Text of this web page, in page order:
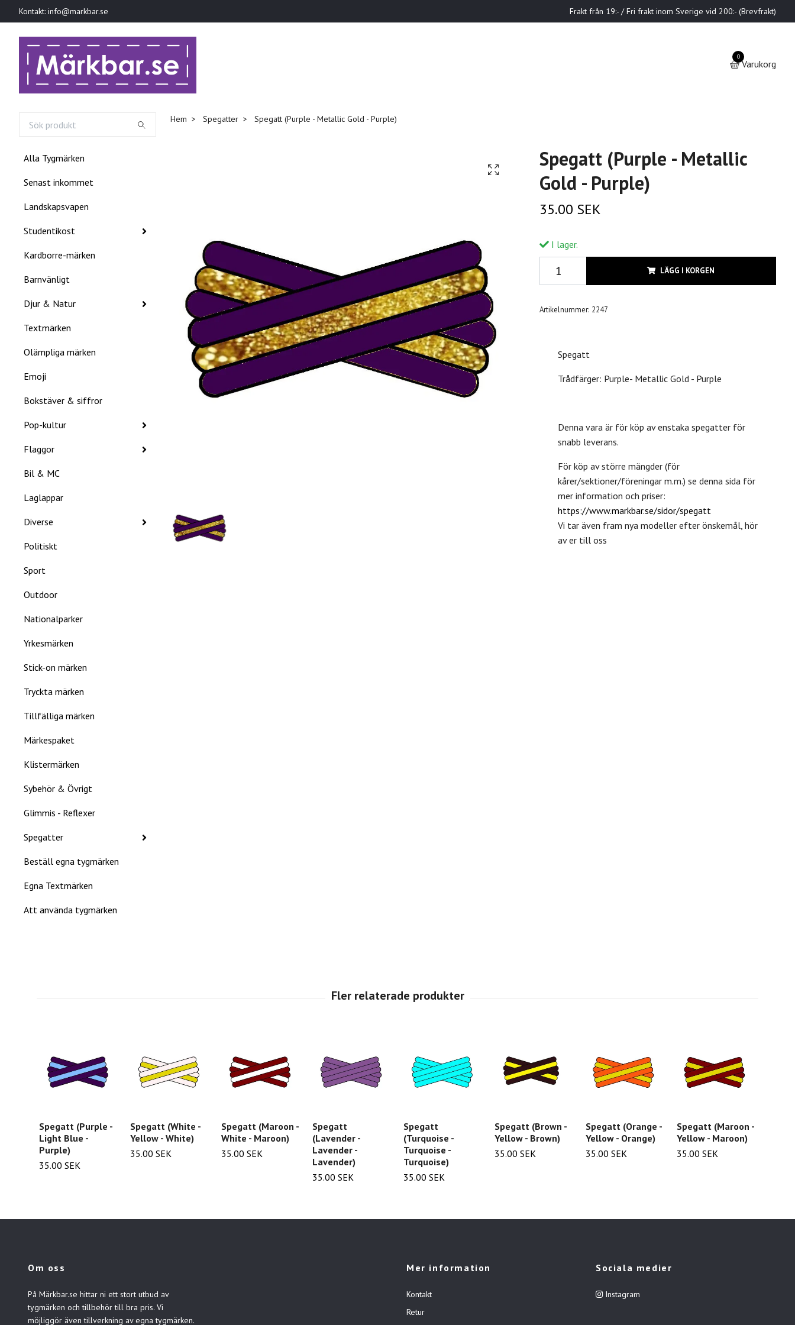
Kontakt: info@markbar.se Frakt från 19:- / Fri frakt inom Sverige vid 200:- (Brevfrakt)
0
Varukorg
Alla Tygmärken
Senast inkommet
Landskapsvapen
Studentikost
Kardborre-märken
Barnvänligt
Djur & Natur
Textmärken
Olämpliga märken
Emoji
Bokstäver & siffror
Pop-kultur
Flaggor
Bil & MC
Laglappar
Diverse
Politiskt
Sport
Outdoor
Nationalparker
Yrkesmärken
Stick-on märken
Tryckta märken
Tillfälliga märken
Märkespaket
Klistermärken
Sybehör & Övrigt
Glimmis - Reflexer
Spegatter
Beställ egna tygmärken
Egna Textmärken
Att använda tygmärken
Hem Spegatter Spegatt (Purple - Metallic Gold - Purple)
Spegatt (Purple - Metallic
Gold - Purple)
35.00 SEK
I lager.
LÄGG I KORGEN
Artikelnummer: 2247
Spegatt
Trådfärger: Purple- Metallic Gold - Purple
Denna vara är för köp av enstaka spegatter för
snabb leverans.
För köp av större mängder (för
kårer/sektioner/föreningar m.m.) se denna sida för
mer information och priser:
https://www.markbar.se/sidor/spegatt
Vi tar även fram nya modeller efter önskemål, hör
av er till oss
Spegatt (Purple -
Light Blue -
Purple)
35.00 SEK
Spegatt (White -
Yellow - White)
35.00 SEK
Spegatt (Maroon -
White - Maroon)
35.00 SEK
Spegatt
(Lavender -
Lavender -
Lavender)
35.00 SEK
Spegatt
(Turquoise -
Turquoise -
Turquoise)
35.00 SEK
Spegatt (Brown -
Yellow - Brown)
35.00 SEK
Spegatt (Orange -
Yellow - Orange)
35.00 SEK
Spegatt (Maroon -
Yellow - Maroon)
35.00 SEK
Om oss
På Märkbar.se hittar ni ett stort utbud av
tygmärken och tillbehör till bra pris. Vi
möjliggör även tillverkning av egna tygmärken.
Mer information
Kontakt
Retur
Sociala medier
Instagram